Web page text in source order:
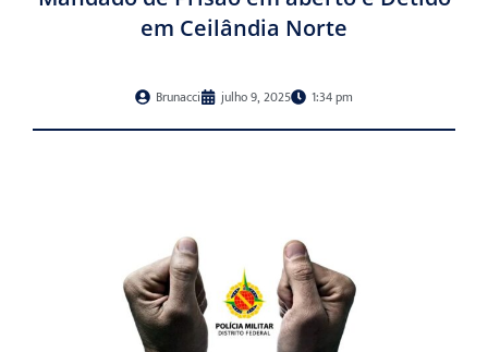
em Ceilândia Norte
Brunacci julho 9, 2025 1:34 pm